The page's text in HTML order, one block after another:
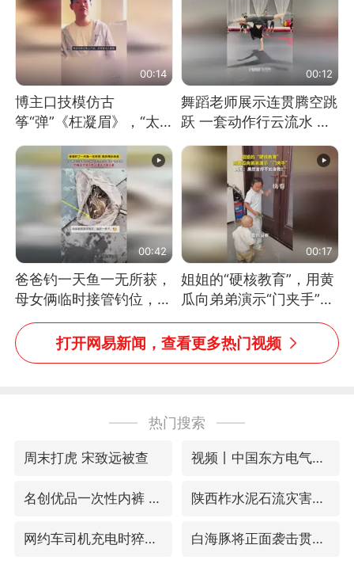
00:14
博主口技模仿古
筝“弹”《枉凝眉》，“太
像了～你是吃古筝长大的
吗？”“或将成为首位考级
不带古筝的选手。”（来
源：新华每日电讯）
00:12
舞蹈老师展示连贯腾空跳
跃 一套动作行云流水 节
奏感拉满 网友：怎么做
到又舞又武的？
00:42
爸爸钓一天鱼一无所获，
母女俩临时接管钓位，用
玩具鱼竿钓上大鱼
00:17
姐姐的“硬核教育”，用黄
瓜向弟弟演示“门夹手”，
网友：果然言传不如身
教！
打开网易新闻，查看更多热门视频
热门搜索
周末打虎 宋致远被查 视频丨中国东方电气集团原党组副书记、董事宋致远被查
名创优品一次性内裤 颜面尽失 陕西柞水泥石流灾害致3人遇难
网约车司机充电时猝死保险拒赔 白海豚将正面袭击贯穿浙江